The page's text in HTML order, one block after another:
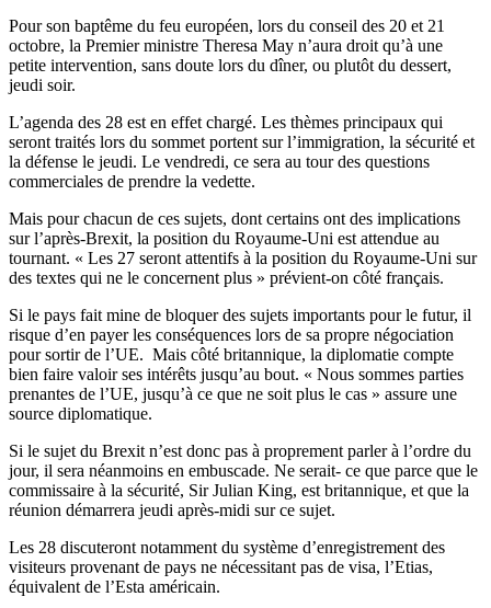
Pour son baptême du feu européen, lors du conseil des 20 et 21
octobre, la Premier ministre Theresa May n’aura droit qu’à une
petite intervention, sans doute lors du dîner, ou plutôt du dessert,
jeudi soir.
L’agenda des 28 est en effet chargé. Les thèmes principaux qui
seront traités lors du sommet portent sur l’immigration, la sécurité et
la défense le jeudi. Le vendredi, ce sera au tour des questions
commerciales de prendre la vedette.
Mais pour chacun de ces sujets, dont certains ont des implications
sur l’après-Brexit, la position du Royaume-Uni est attendue au
tournant. « Les 27 seront attentifs à la position du Royaume-Uni sur
des textes qui ne le concernent plus » prévient-on côté français.
Si le pays fait mine de bloquer des sujets importants pour le futur, il
risque d’en payer les conséquences lors de sa propre négociation
pour sortir de l’UE. Mais côté britannique, la diplomatie compte
bien faire valoir ses intérêts jusqu’au bout. « Nous sommes parties
prenantes de l’UE, jusqu’à ce que ne soit plus le cas » assure une
source diplomatique.
Si le sujet du Brexit n’est donc pas à proprement parler à l’ordre du
jour, il sera néanmoins en embuscade. Ne serait- ce que parce que le
commissaire à la sécurité, Sir Julian King, est britannique, et que la
réunion démarrera jeudi après-midi sur ce sujet.
Les 28 discuteront notamment du système d’enregistrement des
visiteurs provenant de pays ne nécessitant pas de visa, l’Etias,
équivalent de l’Esta américain.